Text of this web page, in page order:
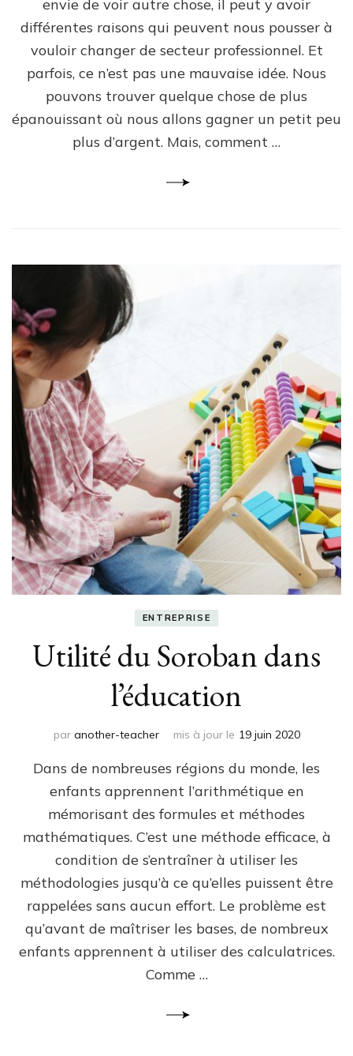
envie de voir autre chose, il peut y avoir
différentes raisons qui peuvent nous pousser à
vouloir changer de secteur professionnel. Et
parfois, ce n’est pas une mauvaise idée. Nous
pouvons trouver quelque chose de plus
épanouissant où nous allons gagner un petit peu
plus d’argent. Mais, comment …
ENTREPRISE
Utilité du Soroban dans
l’éducation
par another-teacher mis à jour le 19 juin 2020
Dans de nombreuses régions du monde, les
enfants apprennent l’arithmétique en
mémorisant des formules et méthodes
mathématiques. C’est une méthode efficace, à
condition de s’entraîner à utiliser les
méthodologies jusqu’à ce qu’elles puissent être
rappelées sans aucun effort. Le problème est
qu’avant de maîtriser les bases, de nombreux
enfants apprennent à utiliser des calculatrices.
Comme …